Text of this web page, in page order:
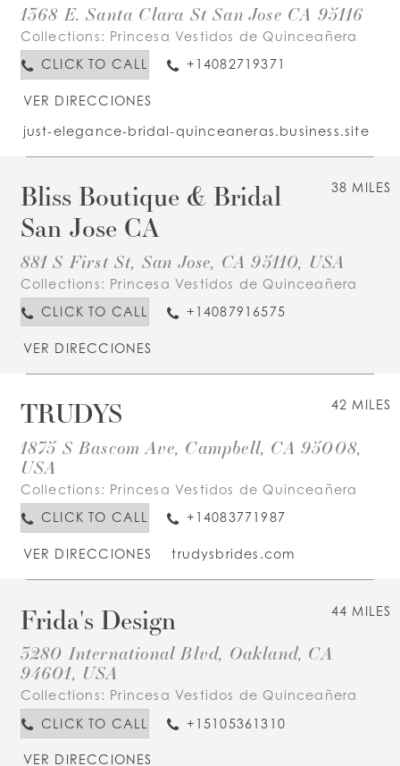
1368 E. Santa Clara St San Jose CA 95116
Collections: Princesa Vestidos de Quinceañera
CLICK TO CALL
+14082719371
VER DIRECCIONES
just-elegance-bridal-quinceaneras.business.site
38 MILES
Bliss Boutique & Bridal
San Jose CA
881 S First St, San Jose, CA 95110, USA
Collections: Princesa Vestidos de Quinceañera
CLICK TO CALL
+14087916575
VER DIRECCIONES
42 MILES
TRUDYS
1875 S Bascom Ave, Campbell, CA 95008,
USA
Collections: Princesa Vestidos de Quinceañera
CLICK TO CALL
+14083771987
VER DIRECCIONES trudysbrides.com
44 MILES
Frida's Design
3280 International Blvd, Oakland, CA
94601, USA
Collections: Princesa Vestidos de Quinceañera
CLICK TO CALL
+15105361310
VER DIRECCIONES